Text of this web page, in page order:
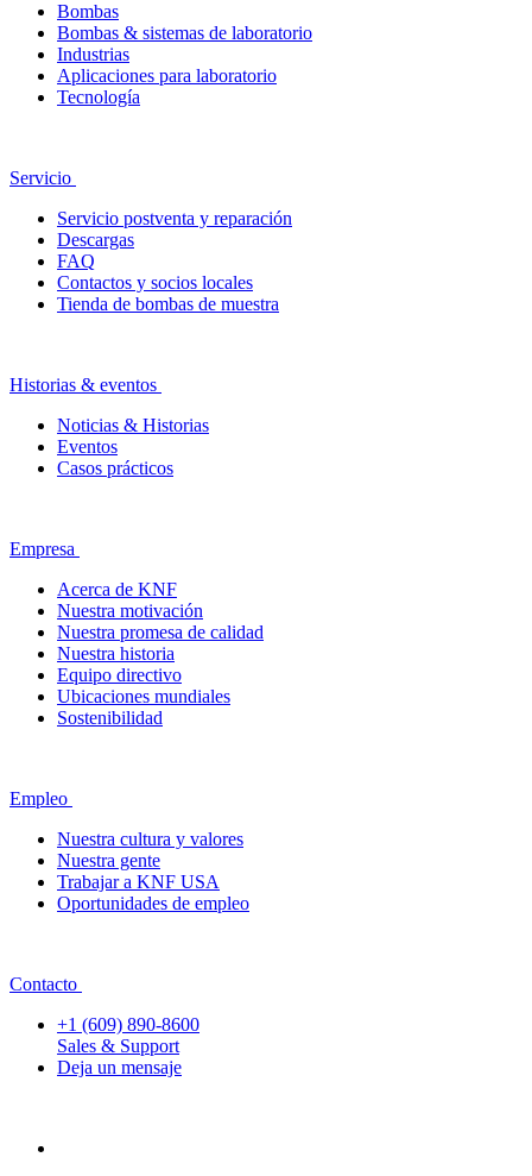
Bombas
Bombas & sistemas de laboratorio
Industrias
Aplicaciones para laboratorio
Tecnología
Servicio
Servicio postventa y reparación
Descargas
FAQ
Contactos y socios locales
Tienda de bombas de muestra
Historias & eventos
Noticias & Historias
Eventos
Casos prácticos
Empresa
Acerca de KNF
Nuestra motivación
Nuestra promesa de calidad
Nuestra historia
Equipo directivo
Ubicaciones mundiales
Sostenibilidad
Empleo
Nuestra cultura y valores
Nuestra gente
Trabajar a KNF USA
Oportunidades de empleo
Contacto
+1 (609) 890-8600
Sales & Support
Deja un mensaje